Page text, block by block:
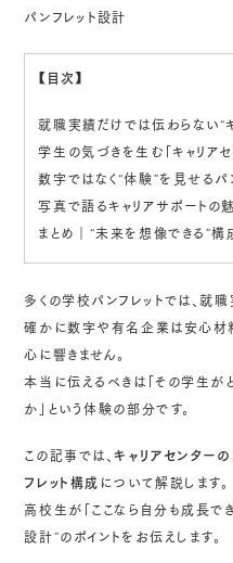
パンフレット設計
【目次】
就職実績だけでは伝わらない“キ
学生の気づきを生む「キャリア
数字ではなく“体験”を見せるパ
写真で語るキャリアサポートの
まとめ｜“未来を想像できる”構
多くの学校パンフレットでは、就
確かに数字や有名企業は安心材
心に響きません。
本当に伝えるべきは「その学生が
か」という体験の部分です。
この記事では、キャリアセンター
フレット構成 について解説します。
高校生が「ここなら自分も成長でき
設計”のポイントをお伝えします。